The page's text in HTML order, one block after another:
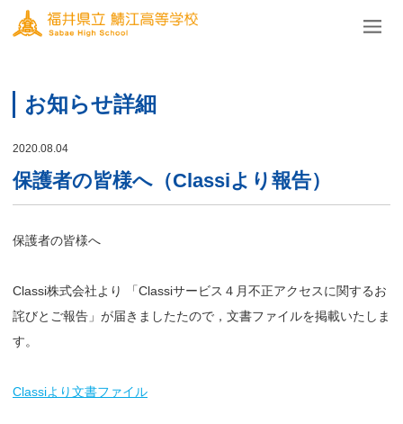
お知らせ詳細
2020.08.04
保護者の皆様へ（Classiより報告）
保護者の皆様へ
Classi株式会社より 「Classiサービス４月不正アクセスに関するお
詫びとご報告」が届きましたたので，文書ファイルを掲載いたしま
す。
Classiより文書ファイル